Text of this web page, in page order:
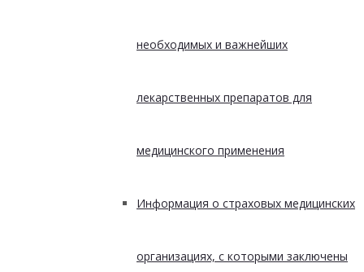
необходимых и важнейших
лекарственных препаратов для
медицинского применения
Информация о страховых медицинских
организациях, с которыми заключены